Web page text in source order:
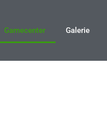
Gamecenter Galerie